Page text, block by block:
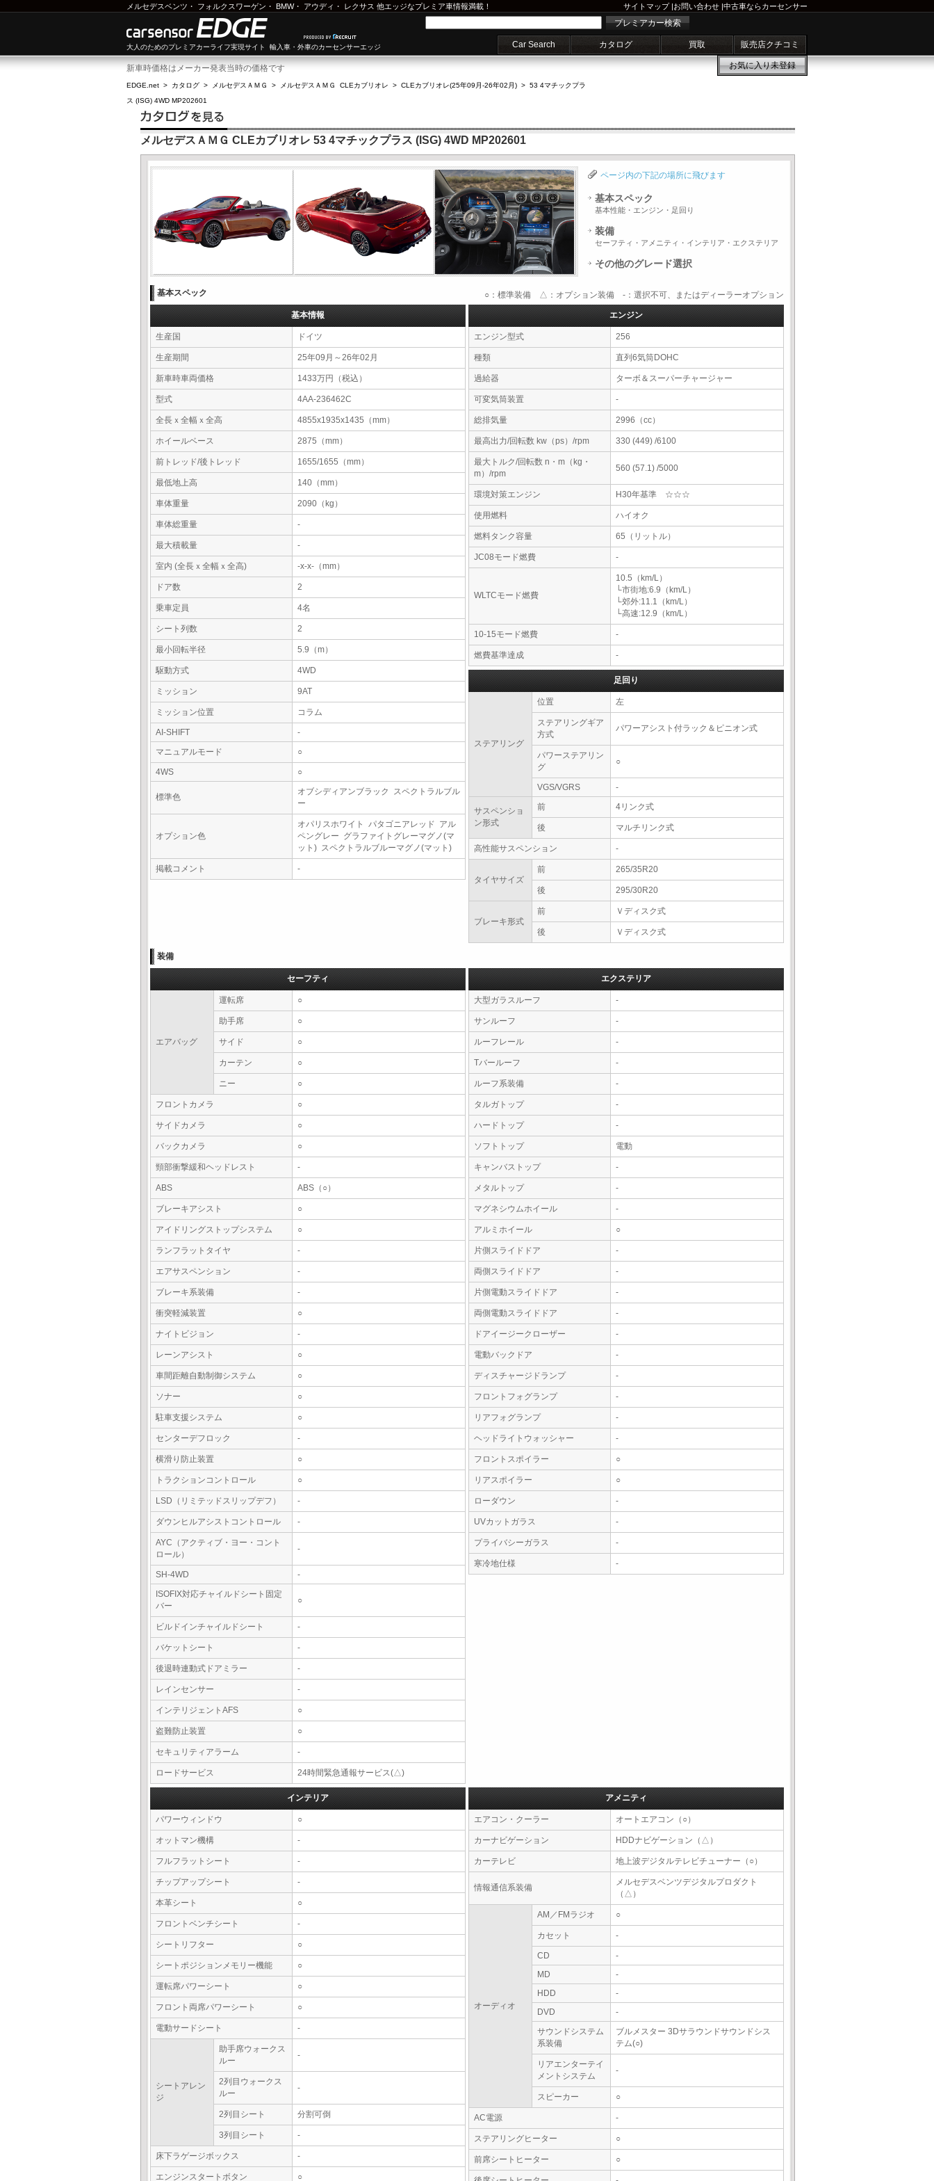
メルセデスベンツ ・ フォルクスワーゲン ・ BMW・ アウディ ・ レクサス 他エッジなプレミア車情報満載！ サイトマップ|お問い合わせ |中古車ならカーセンサー
大人のためのプレミアカーライフ実現サイト 輸入車・外車のカーセンサーエッジ
プレミアカー検索
Car Search カタログ 買取 販売店クチコミ
お気に入り未登録
新車時価格はメーカー発表当時の価格です
EDGE.net > カタログ > メルセデスＡＭＧ > メルセデスＡＭＧ CLEカブリオレ > CLEカブリオレ(25年09月-26年02月) > 53 4マチックプラ
ス (ISG) 4WD MP202601
メルセデスＡＭＧ CLEカブリオレ 53 4マチックプラス (ISG) 4WD MP202601
ページ内の下記の場所に飛びます
基本スペック
基本性能・エンジン・足回り
装備
セーフティ・アメニティ・インテリア・エクステリア
その他のグレード選択
基本スペック ○：標準装備 △：オプション装備 -：選択不可、またはディーラーオプション
基本情報
生産国 ドイツ
生産期間 25年09月～26年02月
新車時車両価格 1433万円（税込）
型式 4AA-236462C
全長ｘ全幅ｘ全高 4855x1935x1435（mm）
ホイールベース 2875（mm）
前トレッド/後トレッド 1655/1655（mm）
最低地上高 140（mm）
車体重量 2090（kg）
車体総重量 -
最大積載量 -
室内 (全長ｘ全幅ｘ全高) -x-x-（mm）
ドア数 2
乗車定員 4名
シート列数 2
最小回転半径 5.9（m）
駆動方式 4WD
ミッション 9AT
ミッション位置 コラム
AI-SHIFT
-
マニュアルモード
○
4WS ○
標準色
オブシディアンブラック スペクトラルブル
ー
オプション色
オパリスホワイト パタゴニアレッド アル
ペングレー グラファイトグレーマグノ(マ
ット) スペクトラルブルーマグノ(マット)
掲載コメント -
エンジン
エンジン型式 256
種類 直列6気筒DOHC
過給器 ターボ＆スーパーチャージャー
可変気筒装置 -
総排気量 2996（cc）
最高出力/回転数 kw（ps）/rpm 330 (449) /6100
最大トルク/回転数 n・m（kg・
m）/rpm
560 (57.1) /5000
環境対策エンジン H30年基準 ☆☆☆
使用燃料 ハイオク
燃料タンク容量 65（リットル）
JC08モード燃費 -
WLTCモード燃費
10.5（km/L）
└市街地:6.9（km/L）
└郊外:11.1（km/L）
└高速:12.9（km/L）
10-15モード燃費 -
燃費基準達成 -
足回り
ステアリング
位置 左
ステアリングギア
方式
パワーアシスト付ラック＆ピニオン式
パワーステアリン
グ
○
VGS/VGRS -
サスペンショ
ン形式
前 4リンク式
後 マルチリンク式
高性能サスペンション -
タイヤサイズ
前 265/35R20
後 295/30R20
ブレーキ形式
前 Ｖディスク式
後 Ｖディスク式
装備
セーフティ
エアバッグ
運転席 ○
助手席 ○
サイド ○
カーテン ○
ニー ○
フロントカメラ ○
サイドカメラ ○
バックカメラ ○
頸部衝撃緩和ヘッドレスト -
ABS ABS（○）
ブレーキアシスト ○
アイドリングストップシステム ○
ランフラットタイヤ -
エアサスペンション -
ブレーキ系装備 -
衝突軽減装置 ○
ナイトビジョン -
レーンアシスト ○
車間距離自動制御システム ○
ソナー ○
駐車支援システム ○
センターデフロック -
横滑り防止装置 ○
トラクションコントロール ○
LSD（リミテッドスリップデフ） -
ダウンヒルアシストコントロール -
AYC（アクティブ・ヨー・コント
ロール）
-
SH-4WD
-
ISOFIX対応チャイルドシート固定
バー
○
ビルドインチャイルドシート -
バケットシート -
後退時連動式ドアミラー -
レインセンサー -
インテリジェントAFS ○
盗難防止装置 ○
セキュリティアラーム -
ロードサービス 24時間緊急通報サービス(△)
エクステリア
大型ガラスルーフ -
サンルーフ -
ルーフレール -
Tバールーフ -
ルーフ系装備 -
タルガトップ -
ハードトップ -
ソフトトップ 電動
キャンバストップ -
メタルトップ -
マグネシウムホイール -
アルミホイール ○
片側スライドドア -
両側スライドドア -
片側電動スライドドア -
両側電動スライドドア -
ドアイージークローザー -
電動バックドア -
ディスチャージドランプ -
フロントフォグランプ -
リアフォグランプ -
ヘッドライトウォッシャー -
フロントスポイラー ○
リアスポイラー ○
ローダウン -
UVカットガラス -
プライバシーガラス -
寒冷地仕様 -
インテリア
パワーウィンドウ ○
オットマン機構 -
フルフラットシート -
チップアップシート -
本革シート ○
フロントベンチシート -
シートリフター ○
シートポジションメモリー機能 ○
運転席パワーシート ○
フロント両席パワーシート ○
電動サードシート -
シートアレン
ジ
助手席ウォークス
ルー
-
2列目ウォークス
ルー
-
2列目シート 分割可倒
3列目シート -
床下ラゲージボックス -
エンジンスタートボタン ○
アメニティ
エアコン・クーラー オートエアコン（○）
カーナビゲーション HDDナビゲーション（△）
カーテレビ 地上波デジタルテレビチューナー（○）
情報通信系装備
メルセデスベンツデジタルプロダクト
（△）
オーディオ
AM／FMラジオ ○
カセット -
CD
-
MD
-
HDD
-
DVD
-
サウンドシステム
系装備
ブルメスター 3Dサラウンドサウンドシス
テム(○)
リアエンターテイ
メントシステム
-
スピーカー ○
AC電源 -
ステアリングヒーター ○
前席シートヒーター ○